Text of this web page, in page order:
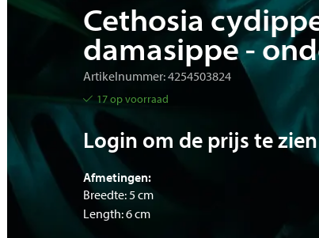
Cethosia
damasippe -
Artikelnummer: 4254503824
17 op voorraad
Login om de prijs te zien
Afmetingen:
Breedte: 5 cm
Length: 6 cm